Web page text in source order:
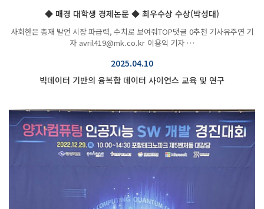
◆ 매경 대학생 경제논문 ◆ 최우수상 수상(박성대)
사회한은 총재 발언 시장 파급력, 수치로 보여줘TOP댓글 0추천 기사유주연 기
자 avril419@mk.co.kr 이용익 기자 …
2025.04.10
빅데이터 기반의 융복합 데이터 사이언스 교육 및 연구